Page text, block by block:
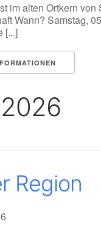
im alten Ortkern
Wann? Samstag,
[...]
Region